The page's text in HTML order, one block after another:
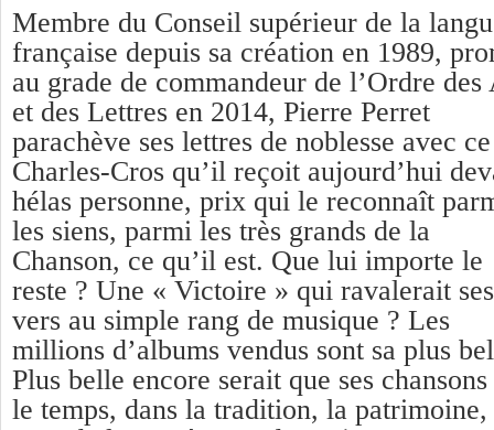
Membre du Conseil supérieur de la
française depuis sa création en 1989,
au grade de commandeur de l’Ordre des
et des Lettres en 2014, Pierre Perret
parachève ses lettres de noblesse avec ce
Charles-Cros qu’il reçoit aujourd’hui
hélas personne, prix qui le reconnaît
les siens, parmi les très grands de la
Chanson, ce qu’il est. Que lui importe le
reste ? Une « Victoire » qui ravalerait ses
vers au simple rang de musique ? Les
millions d’albums vendus sont sa plus
Plus belle encore serait que ses
le temps, dans la tradition, la patrimoine,